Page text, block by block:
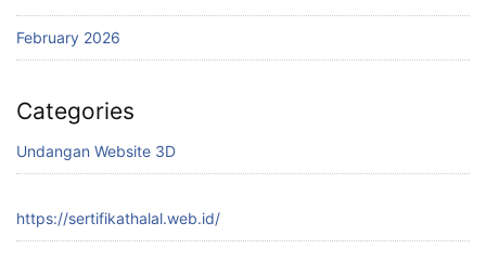
February 2026
Categories
Undangan Website 3D
https://sertifikathalal.web.id/